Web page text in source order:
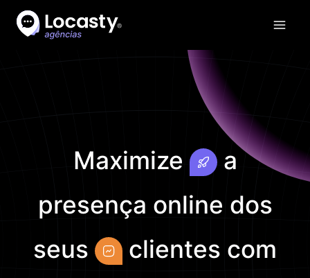
Maximize
a
presença online dos
seus
clientes com